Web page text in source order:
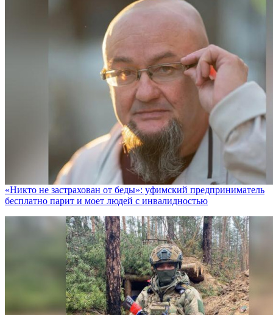
«Никто не заcтрахован от беды»: уфимский предприниматель
бесплатно парит и моет людей с инвалидностью